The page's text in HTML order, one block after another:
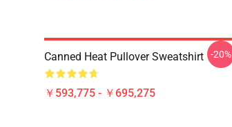
Canned Heat Pullover Sweatshirt
￥593,775 - ￥695,275
-20%